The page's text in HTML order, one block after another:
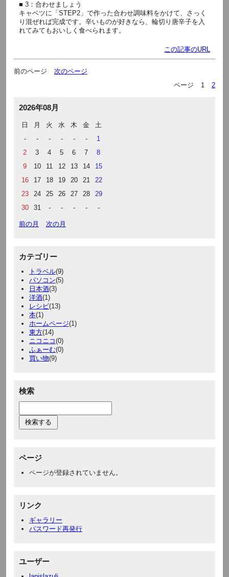
■ 3：合わせましょう
キャベツに「STEP2」で作った合わせ調味料をかけて、さっく
り混ぜれば完成です。辛いものが好きなら、輪切り唐辛子を入
れてみてもおいしく食べられます。
この記事のURL
前のページ
次のページ
ページ
1 2
2026年08月
日 月 火 水 木 金
土
-
- - - - -
1
2
3 4 5 6 7
8
9
10 11 12 13 14
15
16
17 18 19 20 21
22
23
24 25 26 27 28
29
30
31 - - - - -
前の月 次の月
カテゴリー
トラベル(9)
パソコン(5)
日本酒(3)
洋酒(1)
レシピ(13)
本(1)
ホームページ(1)
東方(14)
ニコニコ(0)
ふぁーむ(0)
買い物(9)
検索
ページ
ページが登録されていません。
リンク
ギャラリー
パスワード再発行
ユーザー